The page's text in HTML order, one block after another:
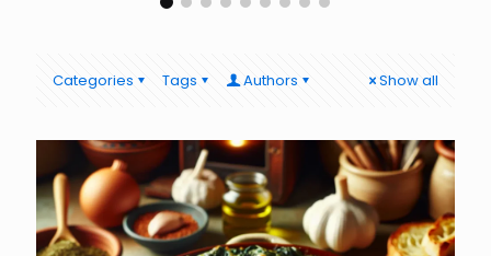
Categories Tags Authors Show all